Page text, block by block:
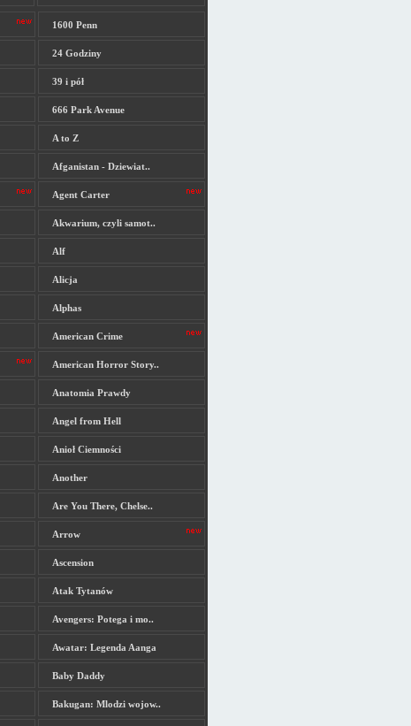
1600 Penn
24 Godziny
39 i pół
666 Park Avenue
A to Z
Afganistan - Dziewiat..
Agent Carter
Akwarium, czyli samot..
Alf
Alicja
Alphas
American Crime
American Horror Story..
Anatomia Prawdy
Angel from Hell
Anioł Ciemności
Another
Are You There, Chelse..
Arrow
Ascension
Atak Tytanów
Avengers: Potega i mo..
Awatar: Legenda Aanga
Baby Daddy
Bakugan: Mlodzi wojow..